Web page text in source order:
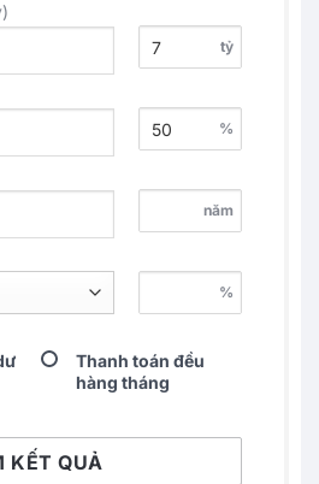
tỷ
%
năm
%
Thanh toán đều
hàng tháng
KẾT QUẢ